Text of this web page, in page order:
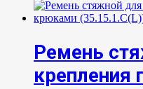
Ремень
крепления